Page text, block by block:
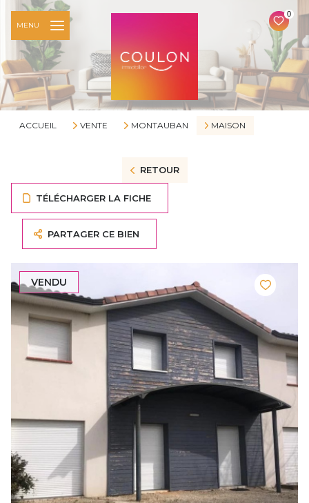
0
MENU
ACCUEIL VENTE MONTAUBAN MAISON
RETOUR
TÉLÉCHARGER LA FICHE
PARTAGER CE BIEN
VENDU